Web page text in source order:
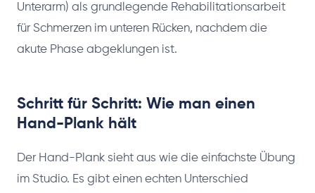
Unterarm) als grundlegende Rehabilitationsarbeit
für Schmerzen im unteren Rücken, nachdem die
akute Phase abgeklungen ist.
Schritt für Schritt: Wie man einen
Hand-Plank hält
Der Hand-Plank sieht aus wie die einfachste Übung
im Studio. Es gibt einen echten Unterschied